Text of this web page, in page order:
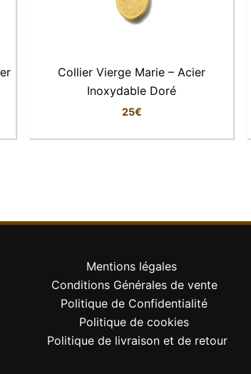
Métal plaqué or
Élégant, symbolique, féminin
Collier Vierge Marie – Acier
Inoxydable Doré
25€
Mentions légales
Conditions Générales de vente
Politique de Confidentialité
Politique de cookies
Politique de livraison et de retour